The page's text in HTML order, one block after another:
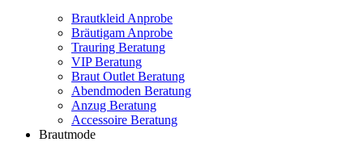
Brautkleid Anprobe
Bräutigam Anprobe
Trauring Beratung
VIP Beratung
Braut Outlet Beratung
Abendmoden Beratung
Anzug Beratung
Accessoire Beratung
Brautmode